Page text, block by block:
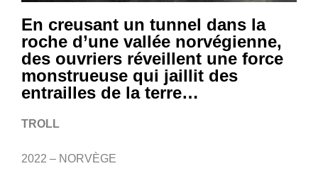
En creusant un tunnel dans la
roche d’une vallée norvégienne,
des ouvriers réveillent une force
monstrueuse qui jaillit des
entrailles de la terre…
TROLL
2022 – NORVÈGE